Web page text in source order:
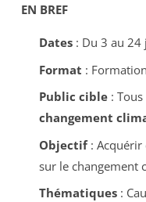
EN BREF
Dates: Du 3 au 24
Format :
Public cible: Tous
changement
Objectif: Acquérir
sur le changement
Thématiques: